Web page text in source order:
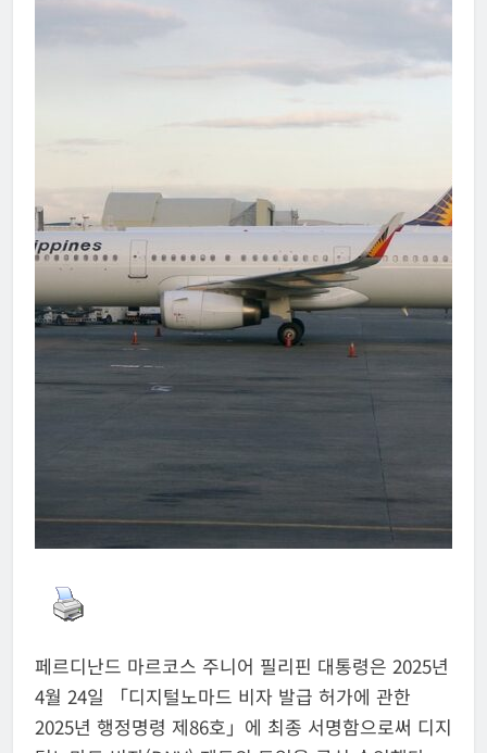
페르디난드 마르코스 주니어 필리핀 대통령은 2025년
4월 24일 「디지털노마드 비자 발급 허가에 관한
2025년 행정명령 제86호」에 최종 서명함으로써 디지